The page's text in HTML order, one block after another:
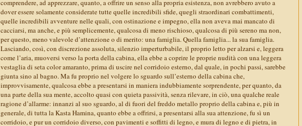
comprendere, ad apprezzare, quanto, a offrire un senso alla propria esistenza, non avrebbero avuto a
dover essere solamente considerate tutte quelle incredibili sfide, quegli straordinari combattimenti,
quelle incredibili avventure nelle quali, con ostinazione e impegno, ella non aveva mai mancato di
cacciarsi, ma anche, e più semplicemente, qualcosa di meno rischioso, qualcosa di più sereno ma non,
per questo, meno valevole d’attenzione o di merito: una famiglia. Quella famiglia... la sua famiglia.
Lasciando, così, con discrezione assoluta, silenzio imperturbabile, il proprio letto per alzarsi e, leggera
come l’aria, muoversi verso la porta della cabina, ella ebbe a coprire le proprie nudità con una leggera
vestaglia di seta color amaranto, prima di uscire nel corridoio esterno, dal quale, in pochi passi, sarebbe
giunta sino al bagno. Ma fu proprio nel volgere lo sguardo sull’esterno della cabina che,
improvvisamente, qualcosa ebbe a presentarsi in maniera indubbiamente sorprendente, per quanto, da
una parte della sua mente, accolto quasi con quieta passività, senza rilevare, in ciò, una qualche reale
ragione d’allarme: innanzi al suo sguardo, al di fuori del freddo metallo proprio della cabina e, più in
generale, di tutta la Kasta Hamina, quanto ebbe a offrirsi, a presentarsi alla sua attenzione, fu sì un
corridoio, e pur un corridoio diverso, con pavimenti e soffitti di legno, e mura di legno e di pietra, in